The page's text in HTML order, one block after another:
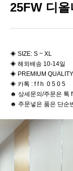
25FW 디올
◈ SIZE: S ~ XL
◈ 해외배송 10-14일
◈ PREMIUM QUALITY
◈ 카톡 : f f h 0 5 0 5
☻ 상세문의/주문은 톡
☻ 주문넣은 품은 단순